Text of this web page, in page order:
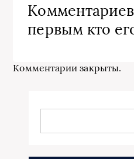
первым кто
Комментарии закрыты.